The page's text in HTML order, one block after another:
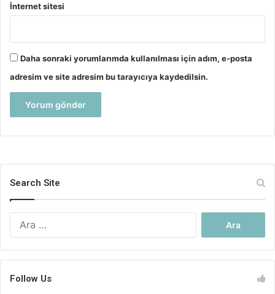
İnternet sitesi
Daha sonraki yorumlarımda kullanılması için adım, e-posta
adresim ve site adresim bu tarayıcıya kaydedilsin.
Search Site
Follow Us